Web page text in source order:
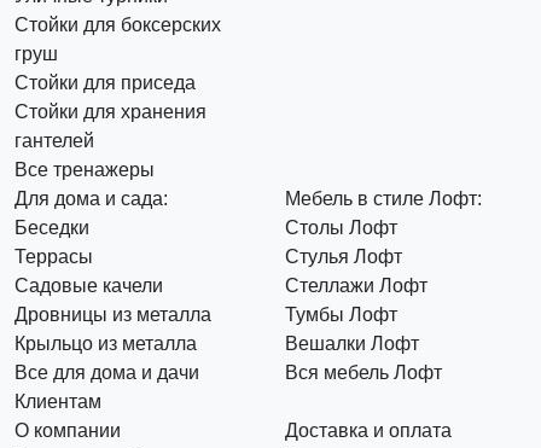
Стойки для боксерских
груш
Стойки для приседа
Стойки для хранения
гантелей
Все тренажеры
Для дома и сада:
Беседки
Террасы
Садовые качели
Дровницы из металла
Крыльцо из металла
Все для дома и дачи
Мебель в стиле Лофт:
Столы Лофт
Стулья Лофт
Стеллажи Лофт
Тумбы Лофт
Вешалки Лофт
Вся мебель Лофт
Клиентам
О компании
Доставка и оплата